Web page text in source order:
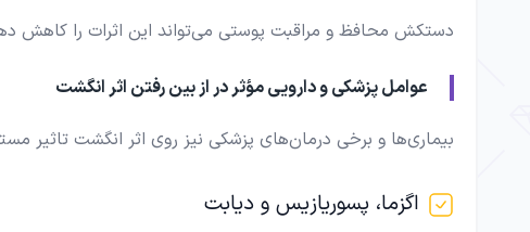
دستکش محافظ و مراقبت پوستی می‌تواند این اثرات را کاهش
عوامل پزشکی و دارویی مؤثر در از بین رفتن اثر انگشت
بیماری‌ها و برخی درمان‌های پزشکی نیز روی اثر انگشت تاثیر
اگزما، پسوریازیس و دیابت